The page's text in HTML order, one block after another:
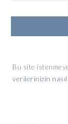
Bu site
verilerinizin